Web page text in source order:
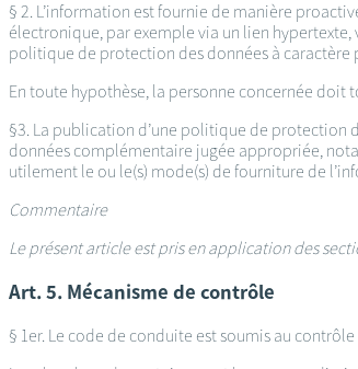
§ 2. L’information est fournie de manière
électronique, par exemple via un lien
politique de protection des données à caractère
En toute hypothèse, la personne concernée
§3. La publication d’une politique de protection
données complémentaire jugée appropriée,
utilement le ou le(s) mode(s) de fourniture de
Commentaire
Le présent article est pris en application des
Art. 5. Mécanisme de contrôle
§ 1er. Le code de conduite est soumis au